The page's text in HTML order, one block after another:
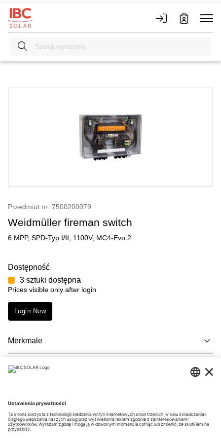
Przedmiot nr: 7500200079
Weidmüller fireman switch
6 MPP, SPD-Typ I/II, 1100V, MC4-Evo 2
Dostępność
3 sztuki dostępna
Prices visible only after login
Login Now
Merkmale
Opis
Downloads